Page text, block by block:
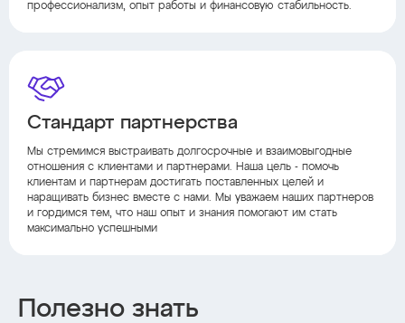
профессионализм, опыт работы и финансовую стабильность.
Стандарт партнерства
Мы стремимся выстраивать долгосрочные и взаимовыгодные
отношения с клиентами и партнерами. Наша цель - помочь
клиентам и партнерам достигать поставленных целей и
наращивать бизнес вместе с нами. Мы уважаем наших партнеров
и гордимся тем, что наш опыт и знания помогают им стать
максимально успешными
Полезно знать